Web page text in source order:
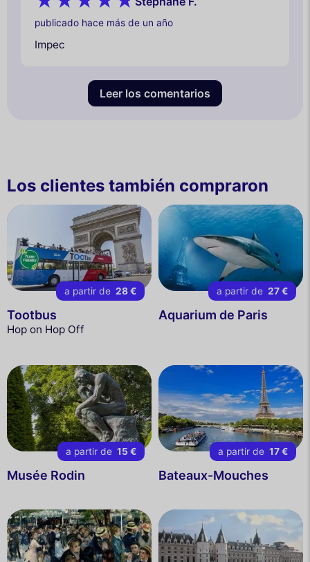
publicado hace más de un año
Impec
Leer los comentarios
Los clientes también compraron
a partir de 28 €
Tootbus
Hop on Hop Off
a partir de 27 €
Aquarium de Paris
a partir de 15 €
Musée Rodin
a partir de 17 €
Bateaux-Mouches